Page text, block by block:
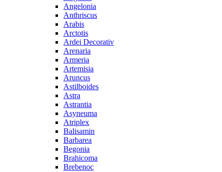
Angelonia
Anthriscus
Arabis
Arctotis
Ardei Decorativ
Arenaria
Armeria
Artemisia
Aruncus
Astilboides
Astra
Astrantia
Asyneuma
Atriplex
Balisamin
Barbarea
Begonia
Brahicoma
Brebenoc